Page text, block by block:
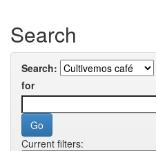
Search
Search:
for
Current filters: